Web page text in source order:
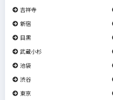
吉祥寺
新宿
目黒
武蔵小杉
池袋
渋谷
東京